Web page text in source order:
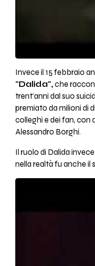
Invece il 15 febbraio
"Dalida",che
trent'anni dal suo
premiato da milioni di
colleghi e dei fan, con
Alessandro Borghi.
Il ruolo di Dalida
nella realtà fu anche il